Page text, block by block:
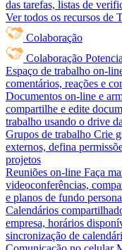
das tarefas, listas de
Ver todos os recursos de
Colaboração
Colaboração
Espaço de trabalho on-
comentários, reações e
Documentos on-line e
compartilhe e edite
trabalho usando o drive
Grupos de trabalho Crie
externos, defina
projetos
Reuniões on-line Faça
videoconferências,
e planos de fundo
Calendários
empresa, horários
sincronização de